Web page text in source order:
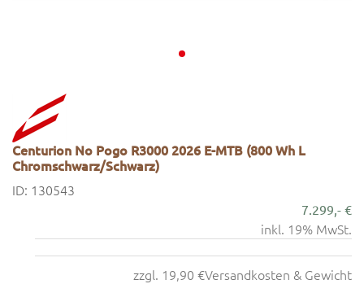
Centurion No Pogo R3000 2026 E-MTB (800 Wh L
Chromschwarz/Schwarz)
ID: 130543
7.299,- €
inkl. 19% MwSt.
zzgl. 19,90 €Versandkosten & Gewicht